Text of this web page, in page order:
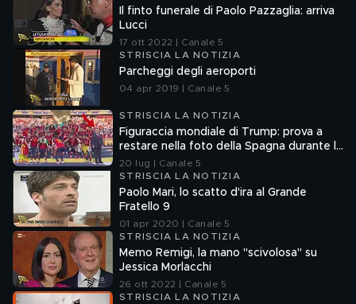
Il finto funerale di Paolo Pazzaglia: arriva
Lucci
17 ott 2022 | Canale 5
STRISCIA LA NOTIZIA
Parcheggi degli aeroporti
04 apr 2019 | Canale 5
STRISCIA LA NOTIZIA
Figuraccia mondiale di Trump: prova a
restare nella foto della Spagna durante la
premiazione
20 lug | Canale 5
STRISCIA LA NOTIZIA
Paolo Mari, lo scatto d'ira al Grande
Fratello 9
01 apr 2020 | Canale 5
STRISCIA LA NOTIZIA
Memo Remigi, la mano "scivolosa" su
Jessica Morlacchi
26 ott 2022 | Canale 5
STRISCIA LA NOTIZIA